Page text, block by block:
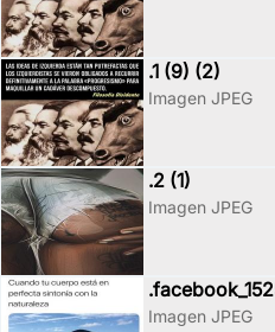
.1 (9) (2)
Imagen JPEG
.2 (1)
Imagen JPEG
Imagen JPEG